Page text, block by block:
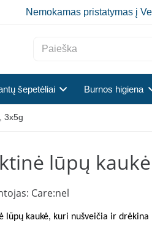
Nemokamas pristatymas į
šepetėliai Burnos higiena
3x5g
lūpų
Care:nel
lūpų kaukė, kuri nušveičia ir